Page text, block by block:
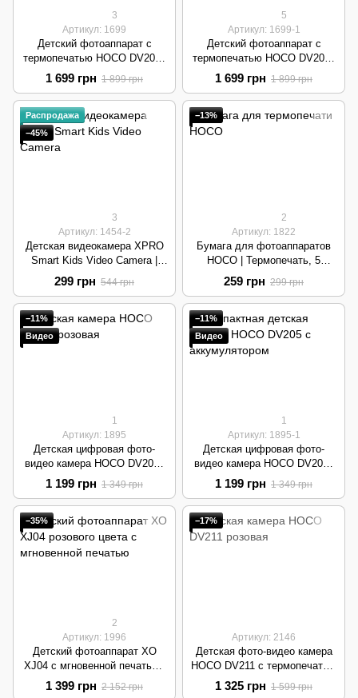
3
Артикул: 1699
Детский фотоаппарат с
термопечатью HOCO DV204 |
48MP, 720P, 800mAh | Pink
1 699 грн 1 899 грн
5
Артикул: 1699-1
Детский фотоаппарат с
термопечатью HOCO DV204 |
48MP, 720P, 800mAh | Yellow
1 699 грн 1 899 грн
Распродажа
−45%
3
Артикул: 1454-2
Детская видеокамера XPRO
Smart Kids Video Camera |
10MP, 720P, 600mAh | Yellow
299 грн 544 грн
−13%
2
Артикул: 1822
Бумага для фотоаппаратов
HOCO | Термопечать, 5
рулонов в комплекте | White
259 грн 299 грн
−11%
Видео
1
Артикул: 1895
Детская цифровая фото-
видео камера HOCO DV205 |
20Mp + селфи, 720P, 600mAh
| Pink
1 199 грн 1 349 грн
−11%
Видео
1
Артикул: 1895-1
Детская цифровая фото-
видео камера HOCO DV205 |
20Mp + селфи, 720P, 600mAh
| Blue
1 199 грн 1 349 грн
−35%
2
Артикул: 1996
Детский фотоаппарат XO
XJ04 с мгновенной печатью |
IPS 2.4", Selfie-камера, 1080P
| Pink
1 399 грн 2 152 грн
−17%
Артикул: 2146
Детская фото-видео камера
HOCO DV211 с термопечатью
| 20 МП, 1080p, 1300 mAh |
Pink
1 325 грн 1 599 грн